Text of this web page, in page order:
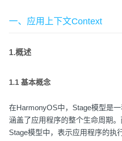
一、应用上下文Context
1.概述
1.1 基本概念
在HarmonyOS中，Stage模型是
涵盖了应用程序的整个生命周期
Stage模型中，表示应用程序的执